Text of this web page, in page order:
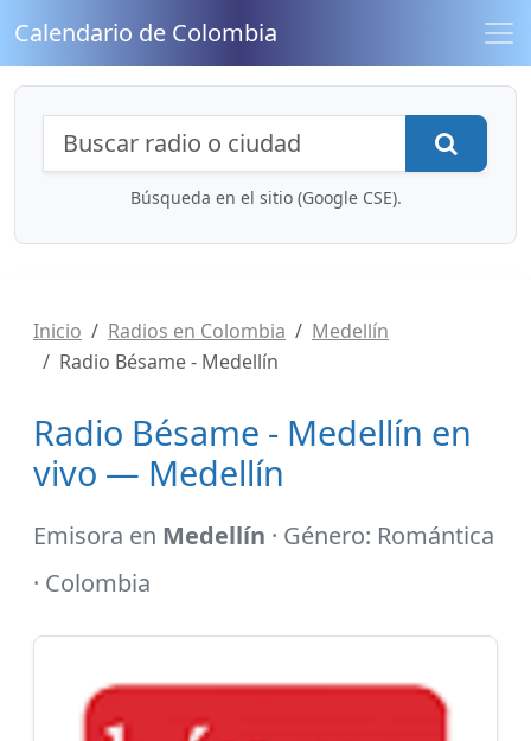
Calendario de Colombia
Búsqueda de radios y contenidos
Búsqueda en el sitio (Google CSE).
Inicio Radios en Colombia
Medellín
Radio Bésame - Medellín
Radio Bésame - Medellín en
vivo — Medellín
Emisora en Medellín · Género: Romántica
· Colombia